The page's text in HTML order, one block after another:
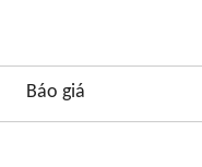
Báo giá